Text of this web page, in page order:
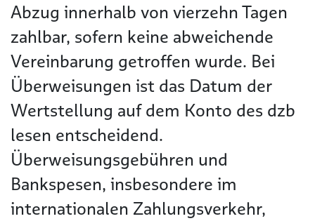
Abzug innerhalb von vierzehn Tagen
zahlbar, sofern keine abweichende
Vereinbarung getroffen wurde. Bei
Überweisungen ist das Datum der
Wertstellung auf dem Konto des dzb
lesen entscheidend.
Überweisungsgebühren und
Bankspesen, insbesondere im
internationalen Zahlungsverkehr,